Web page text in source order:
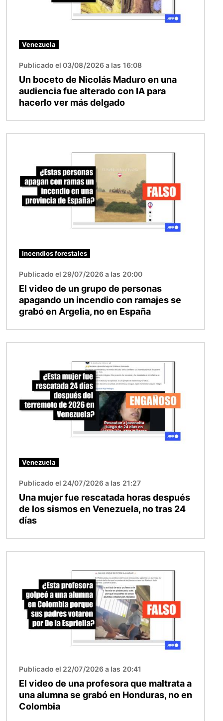
Venezuela
Publicado el 03/08/2026 a las 16:08
Un boceto de Nicolás Maduro en una
audiencia fue alterado con IA para
hacerlo ver más delgado
Incendios forestales
Publicado el 29/07/2026 a las 20:00
El video de un grupo de personas
apagando un incendio con ramajes se
grabó en Argelia, no en España
Venezuela
Publicado el 24/07/2026 a las 21:27
Una mujer fue rescatada horas después
de los sismos en Venezuela, no tras 24
días
Publicado el 22/07/2026 a las 20:41
El video de una profesora que maltrata a
una alumna se grabó en Honduras, no en
Colombia